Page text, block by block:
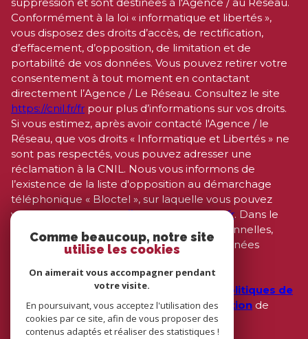
Conformément à la loi « informatique et libertés »,
vous disposez des droits d’accès, de rectification,
d’effacement, d’opposition, de limitation et de
portabilité de vos données. Vous pouvez retirer votre
consentement à tout moment en contactant
directement l’Agence / Le Réseau. Consultez le site
https://cnil.fr/fr pour plus d’informations sur vos droits.
Si vous estimez, après avoir contacté l'Agence / le
Réseau, que vos droits « Informatique et Libertés » ne
sont pas respectés, vous pouvez adresser une
réclamation à la CNIL. Nous vous informons de
l’existence de la liste d'opposition au démarchage
téléphonique « Bloctel », sur laquelle vous pouvez
vous inscrire ici :https://www.bloctel.gouv.fr. Dans le
cadre de la protection des Données personnelles,
nous vous invitons à ne pas inscrire de Données
Ce site est protégé par reCAPTCHA, les
Politiques de
Confidentialitéet esConditions d'utilisation de
Google s'appliquent.
Comme beaucoup, notre site
utilise les cookies
On aimerait vous accompagner pendant
votre visite.
En poursuivant, vous acceptez l'utilisation des
cookies par ce site, afin de vous proposer des
contenus adaptés et réaliser des statistiques !